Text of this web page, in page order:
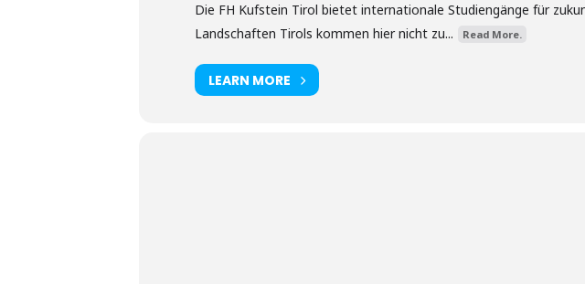
Die FH Kufstein Tirol bietet internationale Studiengänge für
Landschaften Tirols kommen hier nicht zu...
Read More.
LEARN MORE